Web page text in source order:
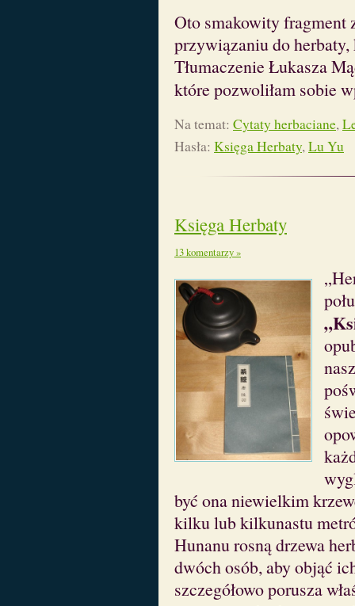
Oto smakowity fragment
przywiązaniu do
Tłumaczenie Łukasza
które pozwoliłam sobie
Na temat: Cytaty herbaciane,
Hasła: Księga Herbaty,Lu Yu
Księga Herbaty
13 komentarzy »
być ona niewielkim
kilku lub kilkunastu
Hunanu rosną drzewa
dwóch osób, aby objąć
szczegółowo porusza